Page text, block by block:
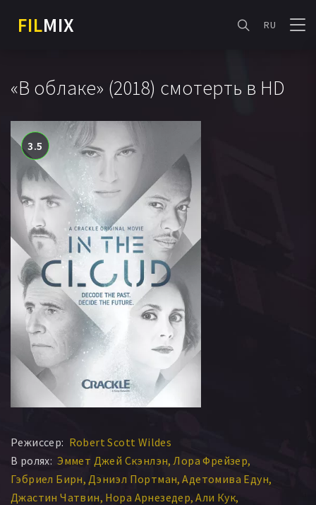
FILMIX RU
«В облаке» (2018) смотерть в HD
3.5
Режиссер: Robert Scott Wildes
В ролях: Эммет Джей Скэнлэн Лора Фрейзер
Гэбриел Бирн Дэниэл Портман Адетомива Едун
Джастин Чатвин Нора Арнезедер Али Кук